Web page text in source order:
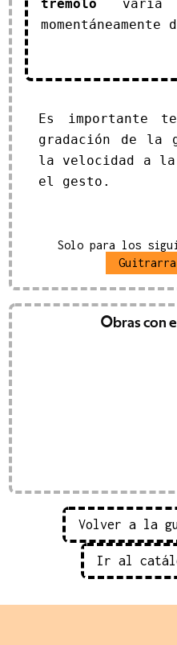
trémolo varia
Es importante
gradación de la
la velocidad a la
el gesto.
Solo para los
Obras con
del calor(2024)
Volver a la
Ir al